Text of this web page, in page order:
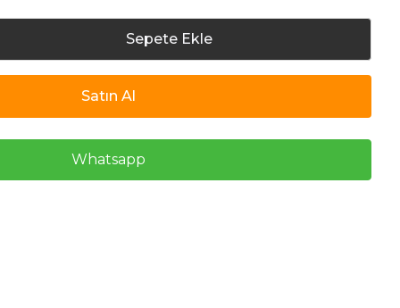
Sepete Ekle
Satın Al
Whatsapp